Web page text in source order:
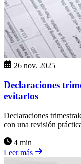
26 nov. 2025
Declaraciones
evitarlos
Declaraciones
con una revisión
4 min
Leer más